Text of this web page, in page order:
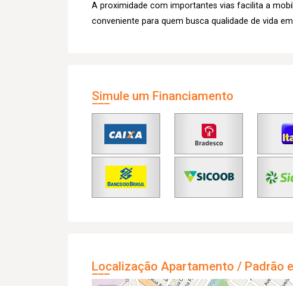
A proximidade com importantes vias facilita a
conveniente para quem busca qualidade de vida
Simule um Financiamento
Localização Apartamento / Padrão